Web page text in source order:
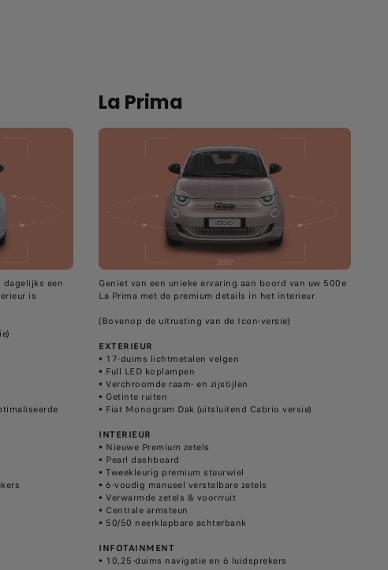
dagelijks een
is
La Prima
Geniet van een unieke ervaring aan boord van uw 500e
La Prima met de premium details in het interieur
(Bovenop de uitrusting van de Icon-versie)
EXTERIEUR
• 17-duims lichtmetalen velgen
• Full LED koplampen
• Verchroomde raam- en zijstijlen
• Getinte ruiten
• Fiat Monogram Dak (uitsluitend Cabrio versie)
INTERIEUR
​• Nieuwe Premium zetels
​• Pearl dashboard
​• Tweekleurig premium stuurwiel
​• 6-voudig manueel verstelbare zetels
​• Verwarmde zetels & voorrruit
​• Centrale armsteun
​• 50/50 neerklapbare achterbank
INFOTAINMENT
• 10,25-duims navigatie en 6 luidsprekers